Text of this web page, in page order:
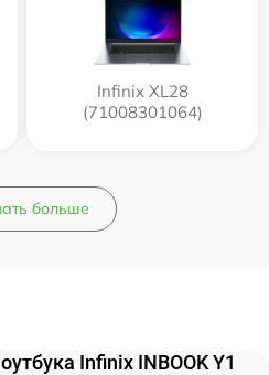
Infinix XL28
(71008301064)
больше
Infinix INBOOK Y1